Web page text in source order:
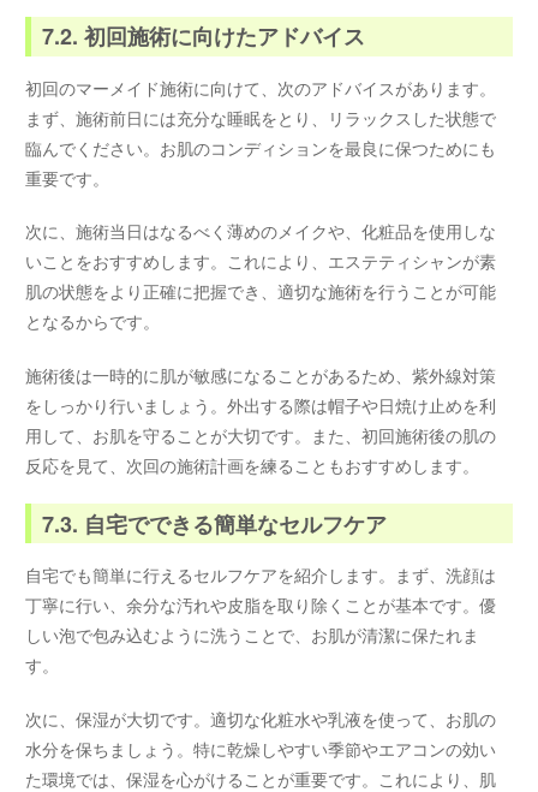
7.2. 初回施術に向けたアドバイス
初回のマーメイド施術に向けて、次のアドバイスがあります。
まず、施術前日には充分な睡眠をとり、リラックスした状態で
臨んでください。お肌のコンディションを最良に保つためにも
重要です。
次に、施術当日はなるべく薄めのメイクや、化粧品を使用しな
いことをおすすめします。これにより、エステティシャンが素
肌の状態をより正確に把握でき、適切な施術を行うことが可能
となるからです。
施術後は一時的に肌が敏感になることがあるため、紫外線対策
をしっかり行いましょう。外出する際は帽子や日焼け止めを利
用して、お肌を守ることが大切です。また、初回施術後の肌の
反応を見て、次回の施術計画を練ることもおすすめします。
7.3. 自宅でできる簡単なセルフケア
自宅でも簡単に行えるセルフケアを紹介します。まず、洗顔は
丁寧に行い、余分な汚れや皮脂を取り除くことが基本です。優
しい泡で包み込むように洗うことで、お肌が清潔に保たれま
す。
次に、保湿が大切です。適切な化粧水や乳液を使って、お肌の
水分を保ちましょう。特に乾燥しやすい季節やエアコンの効い
た環境では、保湿を心がけることが重要です。これにより、肌